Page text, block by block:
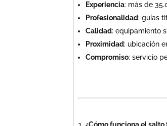
Experiencia: más de
Profesionalidad: guías
Calidad: equipamiento
Proximidad: ubicación
Compromiso: servicio